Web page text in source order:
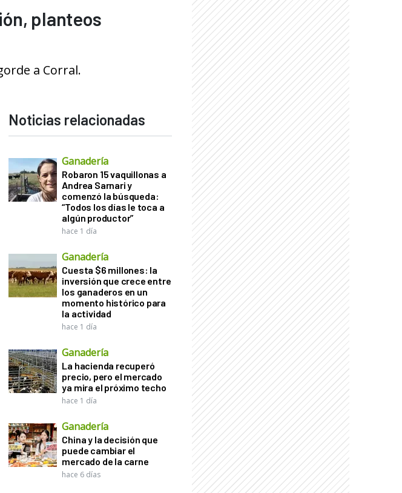
planteos
a Corral.
Noticias relacionadas
Ganadería
Robaron 15 vaquillonas a
Andrea Sarnari y
comenzó la búsqueda:
“Todos los días le toca a
algún productor”
hace 1 día
Ganadería
Cuesta $6 millones: la
inversión que crece entre
los ganaderos en un
momento histórico para
la actividad
hace 1 día
Ganadería
La hacienda recuperó
precio, pero el mercado
ya mira el próximo techo
hace 1 día
Ganadería
China y la decisión que
puede cambiar el
mercado de la carne
hace 6 días